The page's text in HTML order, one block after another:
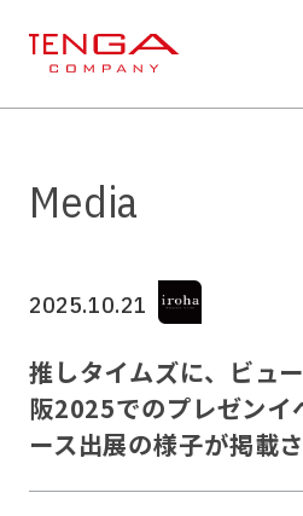
Media
2025.10.21
推しタイムズに、ビュ
阪2025でのプレゼン
ース出展の様子が掲載